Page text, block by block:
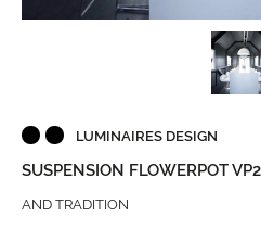
LUMINAIRES DESIGN
SUSPENSION FLOWERPOT VP2
AND TRADITION